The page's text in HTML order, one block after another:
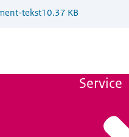
tekst10.37 KB
Service